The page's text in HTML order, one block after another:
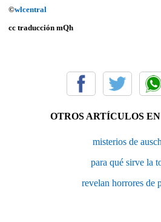
©wlcentral
cc traducción mQh
OTROS ARTÍCULOS
misterios de
para qué sirve la
revelan horrores de